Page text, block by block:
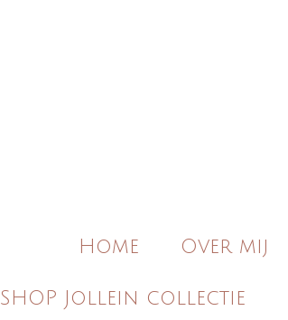
Home Over mij
SHOP Jollein collectie